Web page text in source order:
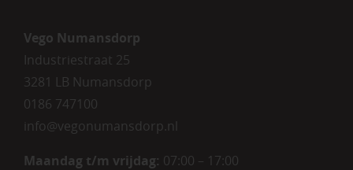
Vego Numansdorp
Industriestraat 25
3281 LB Numansdorp
0186 747100
info@vegonumansdorp.nl
Maandag t/m vrijdag: 07:00 – 17:00